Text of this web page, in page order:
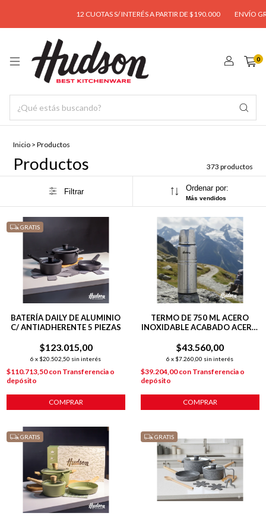
12 CUOTAS S/ INTERÉS A PARTIR DE $190.000 ENVÍO GRATIS A
0
Inicio > Productos
Productos 373 productos
Filtrar Ordenar por:
Más vendidos
GRATIS
BATERÍA DAILY DE ALUMINIO
C/ ANTIADHERENTE 5 PIEZAS
$123.015,00
6 x $20.502,50 sin interés
$110.713,50con Transferencia o
depósito
COMPRAR
TERMO DE 750 ML ACERO
INOXIDABLE ACABADO ACERO
$43.560,00
6 x $7.260,00 sin interés
$39.204,00con Transferencia o
depósito
COMPRAR
GRATIS GRATIS